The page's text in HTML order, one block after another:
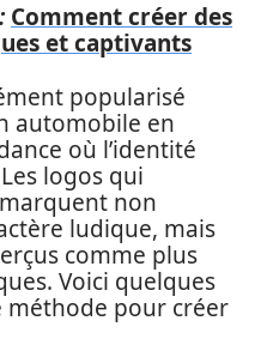
Comment créer des
et captivants
popularisé
automobile en
où l’identité
logos qui
non
ludique, mais
comme plus
Voici quelques
méthode pour créer